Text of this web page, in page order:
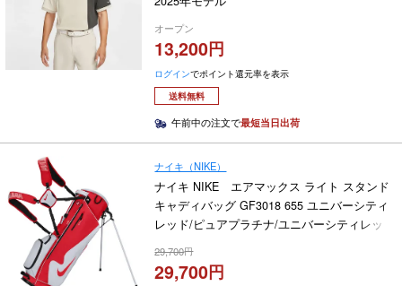
オープン
13,200
ログインでポイント還元率を表示
送料無料
午前中の注文で最短当日出荷
ナイキ（NIKE）
ナイキ NIKE エアマックス ライト スタンド
キャディバッグ GF3018 655 ユニバーシティ
レッド/ピュアプラチナ/ユニバーシティレッ
29,700
29,700